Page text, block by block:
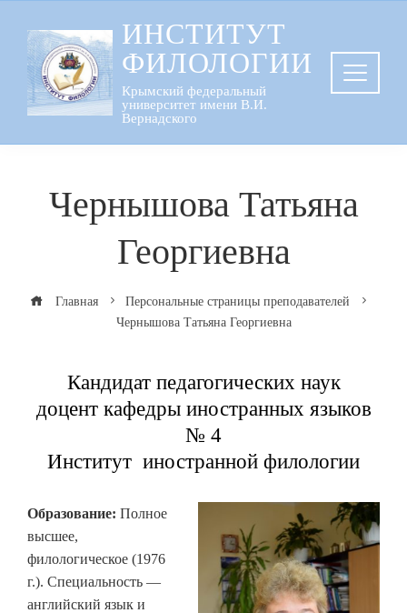
содержанию
ИНСТИТУТ
ФИЛОЛОГИИ
Крымский федеральный
университет имени В.И.
Вернадского
Чернышова Татьяна
Георгиевна
Главная
Персональные страницы преподавателей
Чернышова Татьяна Георгиевна
Кандидат педагогических наук
доцент кафедры иностранных языков
№ 4
Институт иностранной филологии
Образование: Полное
высшее,
филологическое (1976
г.). Специальность —
английский язык и